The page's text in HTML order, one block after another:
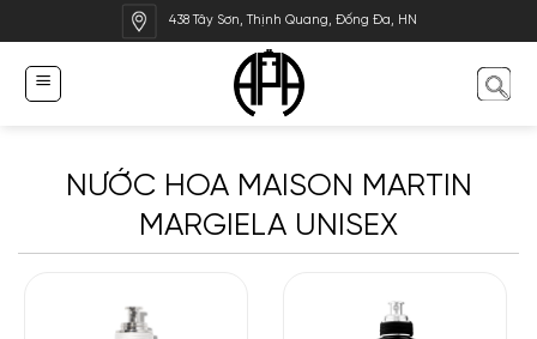
qua
dung
438 Tây Sơn, Thịnh Quang, Đống Đa, HN
NƯỚC HOA MAISON MARTIN
MARGIELA UNISEX